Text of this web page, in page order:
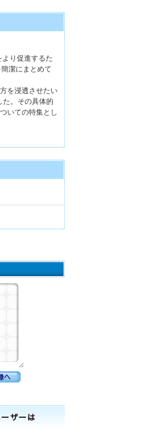
り促進するた
潔にまとめて
を浸透させたい
た。その具体的
いての特集とし